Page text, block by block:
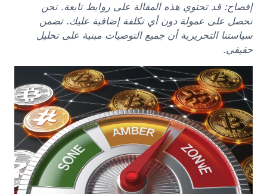
إفصاح: قد تحتوي هذه المقالة على روابط تابعة. نحن
نحصل على عمولة دون أي تكلفة إضافية عليك. تضمن
سياستنا التحريرية أن جميع التوصيات مبنية على تحليل
حقيقي.